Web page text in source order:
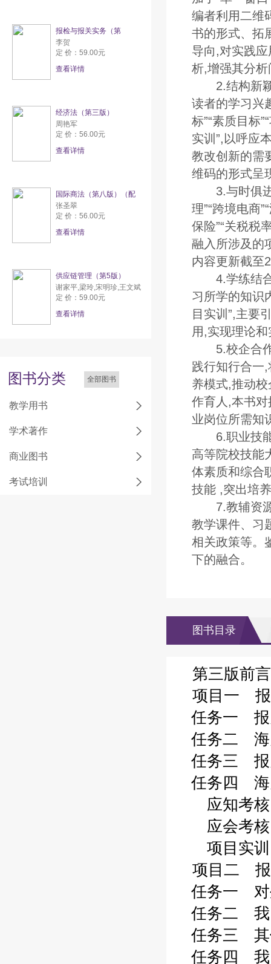
报检与报关实务（第
李贺
定 价：59.00元
查看详情
经济法（第三版）
周艳军
定 价：56.00元
查看详情
国际商法（第八版）（配
张圣翠
定 价：56.00元
查看详情
供应链管理（第5版）
谢家平,梁玲,宋明珍,王文斌
定 价：59.00元
查看详情
图书分类 全部图书
教学用书
学术著作
商业图书
考试培训
编者利用二维
书的形式、拓
导向,对实践
析,增强其分
2.结构新颖,
读者的学习兴
标”“素质目标
实训”,以呼应
教改创新的需
维码的形式呈
3.与时俱进,
理”“跨境电商
保险”“关税税
融入所涉及的
内容更新截至
4.学练结合,
习所学的知识
目实训”,主要
用,实现理论
5.校企合作,
践行知行合一
养模式,推动
作育人,本书
业岗位所需知
6.职业技能,
高等院校技能
体素质和综合
技能 ,突出培
7.教辅资源,
教学课件、习
相关政策等。
下的融合。
图书目录
第三版前
项目一 报
任务一 报
任务二 海
任务三 报
任务四 海
应知考核
应会考核
项目实训
项目二 报
任务一 对
任务二 我
任务三 其
任务四 我